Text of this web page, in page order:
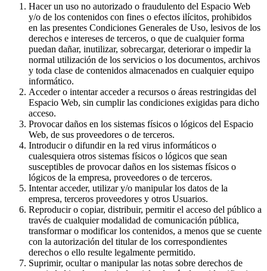
Hacer un uso no autorizado o fraudulento del Espacio Web
y/o de los contenidos con fines o efectos ilícitos, prohibidos
en las presentes Condiciones Generales de Uso, lesivos de los
derechos e intereses de terceros, o que de cualquier forma
puedan dañar, inutilizar, sobrecargar, deteriorar o impedir la
normal utilización de los servicios o los documentos, archivos
y toda clase de contenidos almacenados en cualquier equipo
informático.
Acceder o intentar acceder a recursos o áreas restringidas del
Espacio Web, sin cumplir las condiciones exigidas para dicho
acceso.
Provocar daños en los sistemas físicos o lógicos del Espacio
Web, de sus proveedores o de terceros.
Introducir o difundir en la red virus informáticos o
cualesquiera otros sistemas físicos o lógicos que sean
susceptibles de provocar daños en los sistemas físicos o
lógicos de la empresa, proveedores o de terceros.
Intentar acceder, utilizar y/o manipular los datos de la
empresa, terceros proveedores y otros Usuarios.
Reproducir o copiar, distribuir, permitir el acceso del público a
través de cualquier modalidad de comunicación pública,
transformar o modificar los contenidos, a menos que se cuente
con la autorización del titular de los correspondientes
derechos o ello resulte legalmente permitido.
Suprimir, ocultar o manipular las notas sobre derechos de